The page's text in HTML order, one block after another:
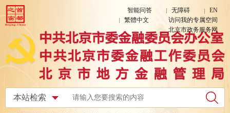
智能问答 无障碍
EN
繁體中文
访问我的专属空间
北京市政务服务网